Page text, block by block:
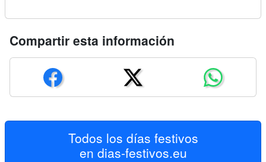
Compartir esta información
Todos los días festivos
en dias-festivos.eu